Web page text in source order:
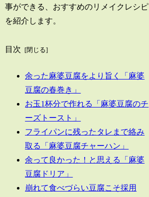
事ができる、おすすめのリメイクレシピ
を紹介します。
目次
余った麻婆豆腐をより旨く「麻婆
豆腐の春巻き」
お玉1杯分で作れる「麻婆豆腐のチ
ーズトースト」
フライパンに残ったタレまで絡み
取る「麻婆豆腐チャーハン」
余って良かった！と思える「麻婆
豆腐ドリア」
崩れて食べづらい豆腐こそ採用